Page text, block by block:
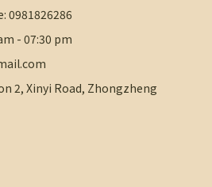
0981826286
- 07:30 pm
2, Xinyi Road, Zhongzheng